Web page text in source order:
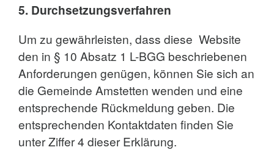
5. Durchsetzungsverfahren
Um zu gewährleisten, dass diese Website
den in § 10 Absatz 1 L-BGG beschriebenen
Anforderungen genügen, können Sie sich an
die Gemeinde Amstetten wenden und eine
entsprechende Rückmeldung geben. Die
entsprechenden Kontaktdaten finden Sie
unter Ziffer 4 dieser Erklärung.